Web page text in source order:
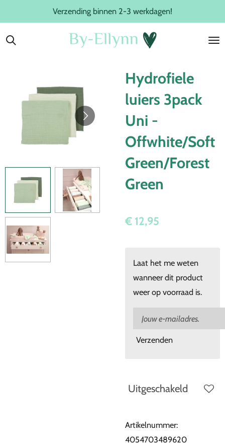
naar
Verzending binnen 2-3 werkdagen!
Hydrofiele
luiers 3pack
Uni -
Offwhite/Soft
Green/Forest
Green
€ 12,95
Laat het me weten
wanneer dit product
weer op voorraad is.
Verzenden
Uitgeschakeld
Artikelnummer:
4054703489620